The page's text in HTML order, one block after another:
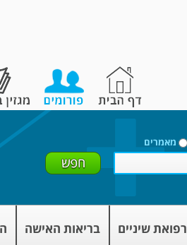
מאמרים
רפואת שיניים בריאות האישה